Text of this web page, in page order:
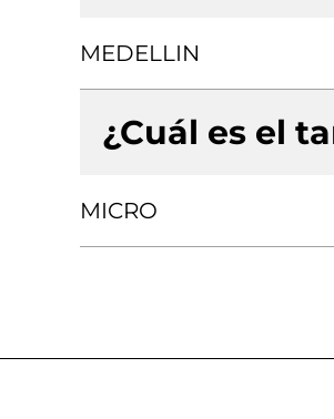
MEDELLIN
¿Cuál es el
MICRO